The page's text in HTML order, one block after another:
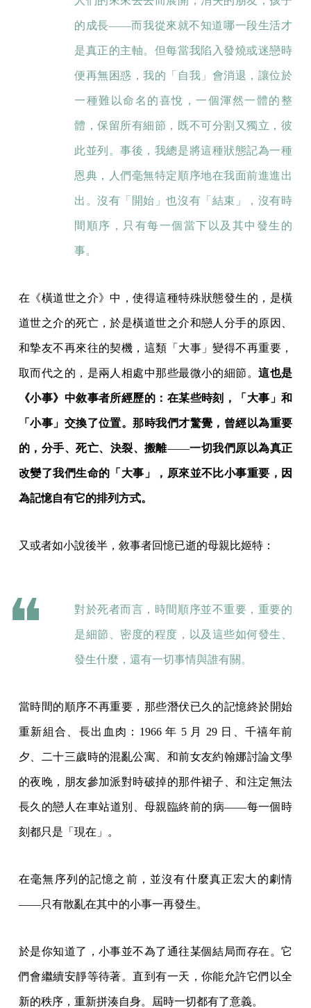
的成長——而我從來就不知道哪一段生活才
是真正的主軸。但每當我陷入發燒或迷戀時
便再無困惑，我的「自我」會消退，讓位於
一種難以命名的喜悅，一個渾然一體的整
體，保留所有細節，既不可分割又獨立，彼
此並列。事後，我總是將這種狀態記為一種
恩典，人們毫無特定順序地在我面前進進出
出。沒有「開始」也沒有「結束」，沒有時
間順序，只有每一個當下以及其中發生的
事。
在《橫道世之介》中，使得這種特殊狀態發生的，是橫
道世之介的死亡，於是橫道世之介和戀人分手的原因、
和摯友不再來往的契機，這類「大事」變得不再重要，
取而代之的，是兩人相處中那些最微小的細節。這也是
《小事》中敘事者所經歷的：在某些時刻，「大事」和
「小事」交換了位置。那時我們才驚覺，曾經以為重要
的，分手、死亡、決裂、搬離——一切我們原以為真正
改變了我們生命的「大事」，原來並不比小事重要，因
為記憶自有它的排列方式。
又或者如小說後半，敘事者回憶已逝的母親比姬特：
對於死者而言，時間順序並不重要，重要的
是細節、密度的程度，以及這些如何發生、
發生什麼，還有一切事情與誰有關。
當時間的順序不再重要，那些潛伏已久的記憶終於開始
重新組合、長出血肉：1966 年 5 月 29 日、千禧年前
夕、二十三歲時的混亂公寓、和前女友約翰娜討論文學
的夜晚，朋友參加派對時破掉的那件裙子、和注定無法
長久的戀人在車站道別、母親臨終前的病——每一個時
刻都只是「現在」。
在毫無序列的記憶之前，並沒有什麼真正宏大的劇情
——只有散亂在其中的小事一再發生。
於是你知道了，小事並不為了通往某個結局而存在。它
們會繼續安靜等待著。直到有一天，你能允許它們以全
新的秩序，重新拼湊自身。屆時一切都有了意義。